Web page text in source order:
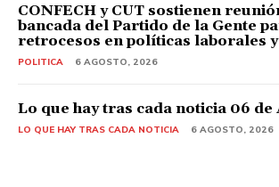
CONFECH y CUT sostienen
bancada del Partido de la Gente
retrocesos en políticas laborales
POLITICA 6 AGOSTO, 2026
Lo que hay tras cada noticia 06 de
LO QUE HAY TRAS CADA NOTICIA 6 AGOSTO, 2026